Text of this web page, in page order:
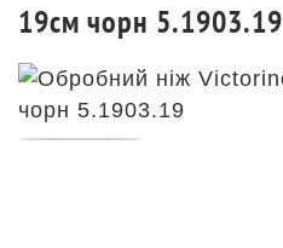
19см чорн 5.1903.19